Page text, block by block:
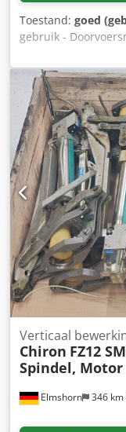
gegevens Aantal
Transmissie
Asconfiguratie
Bandenmaten:
Gestuurd; Profiel
80% Achteras 1:
lucht;
banden links
80%; Profiel
rechts buiten: 80%;
Vering: luchtvering
22.5; Max. aslast:
80%; Profiel
Gewichten
GVW: 27.000 kg
Laadvloerhoogte:
Optische staat:
Toestand: goed
gebruik -
55 mm - Kan
polijstschijven -
Gewicht: 5700 kg
met een
machine Chsdpfx
belastingen: 26 kW,
Elmshorn 346 km
Verticaal
Chiron FZ12
Spindel, Motor